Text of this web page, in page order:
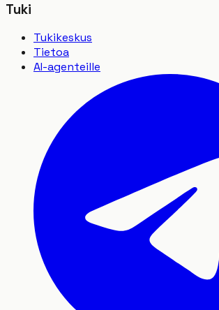
Tuki
Tukikeskus
Tietoa
AI-agenteille